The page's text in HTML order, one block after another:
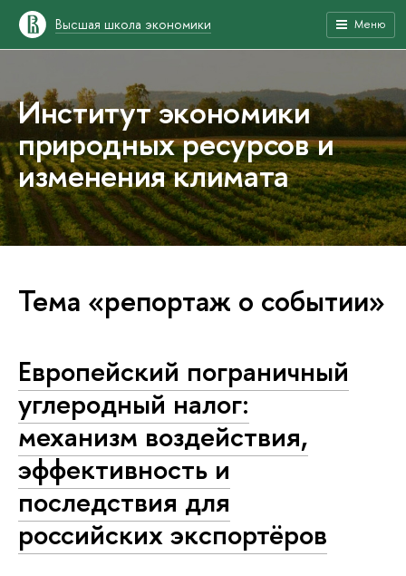
Высшая школа экономики Меню
Институт экономики
природных ресурсов и
изменения климата
Тема «репортаж о событии»
Европейский пограничный
углеродный налог:
механизм воздействия,
эффективность и
последствия для
российских экспортёров